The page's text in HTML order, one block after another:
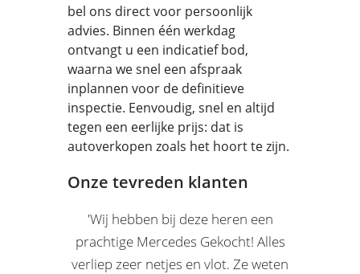
bel ons direct voor persoonlijk
advies. Binnen één werkdag
ontvangt u een indicatief bod,
waarna we snel een afspraak
inplannen voor de definitieve
inspectie. Eenvoudig, snel en altijd
tegen een eerlijke prijs: dat is
autoverkopen zoals het hoort te zijn.
Onze tevreden klanten
'Wij hebben bij deze heren een
prachtige Mercedes Gekocht! Alles
verliep zeer netjes en vlot. Ze weten